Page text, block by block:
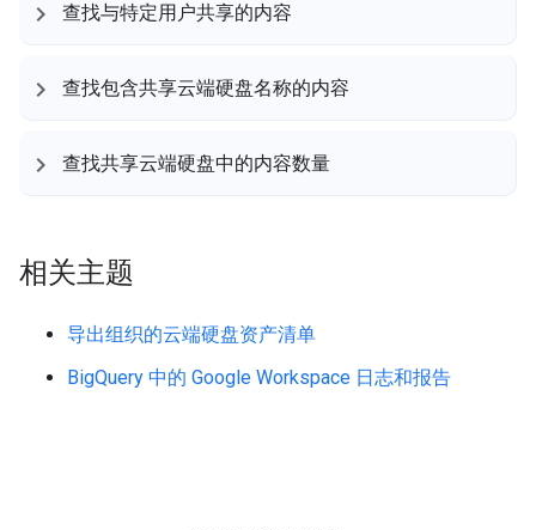
查找与特定用户共享的内容
查找包含共享云端硬盘名称的内容
查找共享云端硬盘中的内容数量
相关主题
导出组织的云端硬盘资产清单
BigQuery 中的 Google Workspace 日志和报告